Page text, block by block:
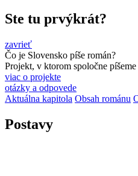
Ste tu prvýkrát?
zavrieť
Čo je Slovensko píše román?
Projekt, v ktorom spoločne
viac o projekte
otázky a odpovede
Aktuálna kapitola Obsah románu
Postavy